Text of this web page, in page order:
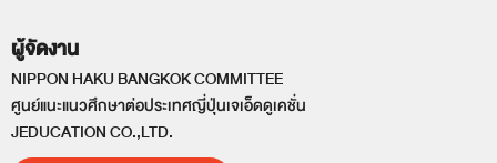
ผู้จัดงาน
NIPPON HAKU BANGKOK COMMITTEE
ศูนย์แนะแนวศึกษาต่อประเทศญี่ปุ่นเจเอ็ดดูเคชั่น
JEDUCATION CO.,LTD.